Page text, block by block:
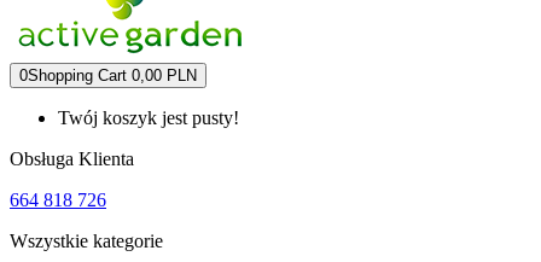
0Shopping Cart 0,00 PLN
Twój koszyk jest pusty!
Obsługa Klienta
664 818 726
Wszystkie kategorie